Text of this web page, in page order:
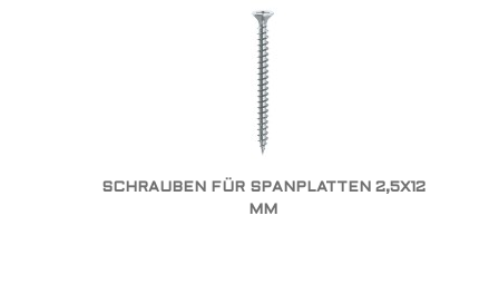
SCHRAUBEN FÜR SPANPLATTEN 2,5X12
MM